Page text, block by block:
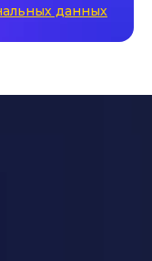
данных